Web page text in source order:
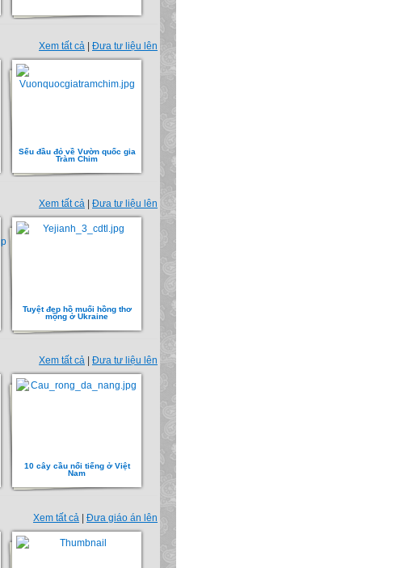
Xem tất cả Đưa tư liệu lên
Sếu đầu đỏ về Vườn quốc gia
Tràm Chim
Xem tất cả | Đưa tư liệu lên
Tuyệt đẹp hồ muối hồng thơ
mộng ở Ukraine
Xem tất cả Đưa tư liệu lên
10 cây cầu nổi tiếng ở Việt
Nam
Xem tất cả | Đưa giáo án lên